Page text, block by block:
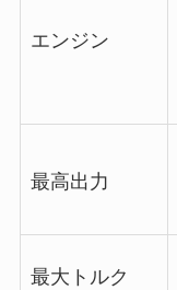
エンジン
最高出力
最大トルク